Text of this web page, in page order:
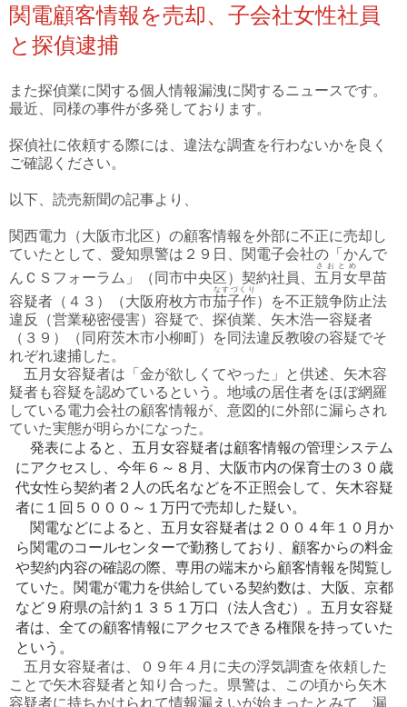
関電顧客情報を売却、子会社女性社員
と探偵逮捕
また探偵業に関する個人情報漏洩に関するニュースです。
最近、同様の事件が多発しております。
探偵社に依頼する際には、違法な調査を行わないかを良く
ご確認ください。
以下、読売新聞の記事より、
関西電力（大阪市北区）の顧客情報を外部に不正に売却し
ていたとして、愛知県警は２９日、関電子会社の「かんで
んＣＳフォーラム」（同市中央区）契約社員、 五月女
さおとめ
早苗
容疑者（４３）（大阪府枚方市茄子作
なすづくり
）を不正競争防止法
違反（営業秘密侵害）容疑で、探偵業、矢木浩一容疑者
（３９）（同府茨木市小柳町）を同法違反教唆の容疑でそ
れぞれ逮捕した。
五月女容疑者は「金が欲しくてやった」と供述、矢木容
疑者も容疑を認めているという。地域の居住者をほぼ網羅
している電力会社の顧客情報が、意図的に外部に漏らされ
ていた実態が明らかになった。
発表によると、五月女容疑者は顧客情報の管理システム
にアクセスし、今年６～８月、大阪市内の保育士の３０歳
代女性ら契約者２人の氏名などを不正照会して、矢木容疑
者に１回５０００～１万円で売却した疑い。
関電などによると、五月女容疑者は２００４年１０月か
ら関電のコールセンターで勤務しており、顧客からの料金
や契約内容の確認の際、専用の端末から顧客情報を閲覧し
ていた。関電が電力を供給している契約数は、大阪、京都
など９府県の計約１３５１万口（法人含む）。五月女容疑
者は、全ての顧客情報にアクセスできる権限を持っていた
という。
五月女容疑者は、０９年４月に夫の浮気調査を依頼した
ことで矢木容疑者と知り合った。県警は、この頃から矢木
容疑者に持ちかけられて情報漏えいが始まったとみて、漏